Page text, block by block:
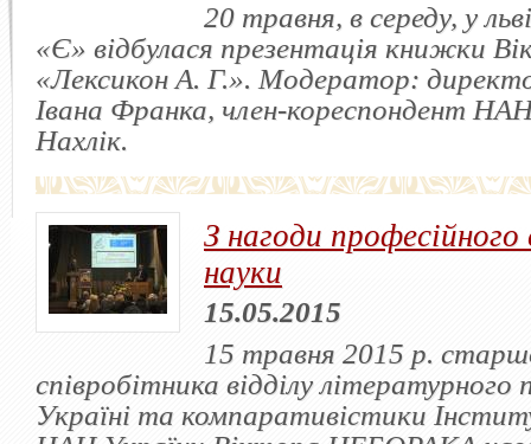
20 травня, в середу, у
«Є» відбулася презентація книжки
«Лексикон А. Г.». Модератор:
Івана Франка, член-кореспондент
Нахлік.
З нагоди
науки
15.05.2015
15 травня 2015 р.
співробітника відділу літературного
Україні та компаративістики